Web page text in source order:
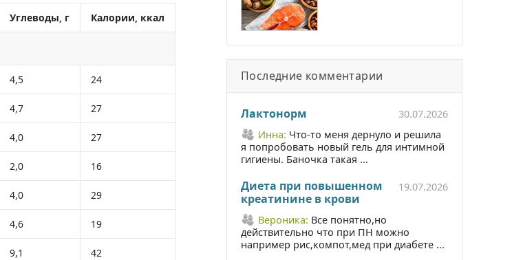
Углеводы, г Калории, ккал
4,5 24
4,7 27
4,0 27
2,0 16
4,0 29
4,6 19
9,1 42
Последние комментарии
Лактонорм
30.07.2026
Инна: Что-то меня дернуло и решила
я попробовать новый гель для интимной
гигиены. Баночка такая ...
Диета при повышенном
креатинине в крови
19.07.2026
Вероника: Все понятно,но
действительно что при ПН можно
например рис,компот,мед при диабете ...